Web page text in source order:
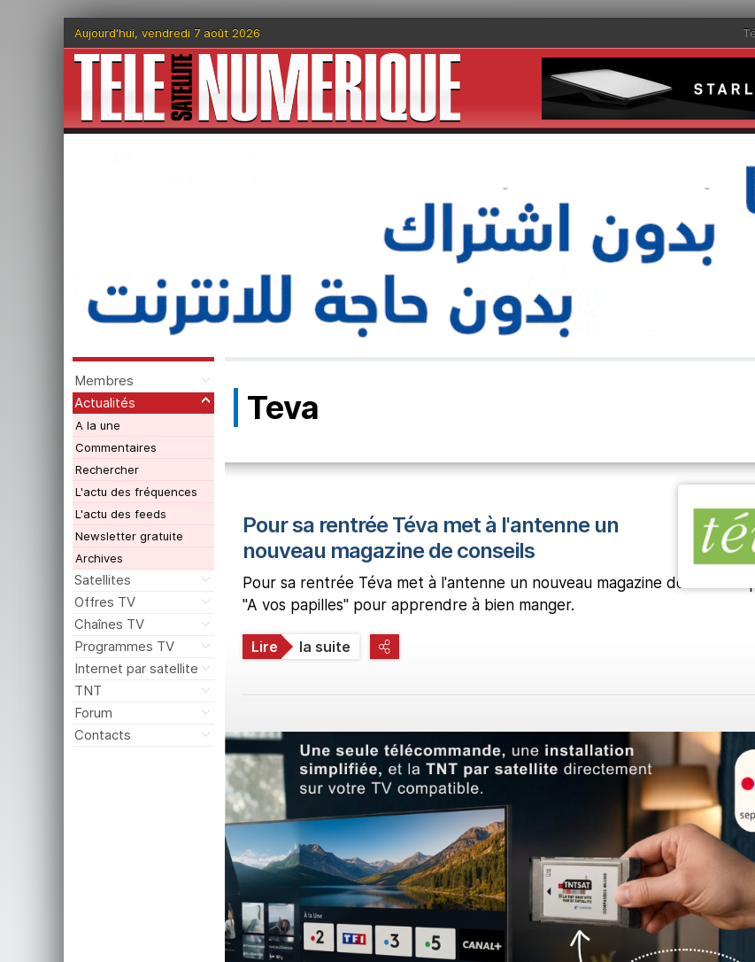
Aujourd'hui, vendredi 7 août 2026
Membres
Actualités
A la une
Commentaires
Rechercher
L'actu des fréquences
L'actu des feeds
Newsletter gratuite
Archives
Satellites
Offres TV
Chaînes TV
Programmes TV
Internet par satellite
TNT
Forum
Contacts
Teva
Pour sa rentrée Téva met à l'antenne un
nouveau magazine de conseils
Pour sa rentrée Téva met à l'antenne un nouveau magazine de conseils
"A vos papilles" pour apprendre à bien manger.
Lire la suite